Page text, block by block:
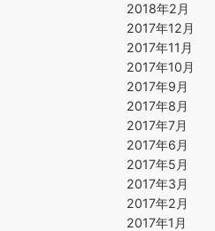
2018年2月
2017年12月
2017年11月
2017年10月
2017年9月
2017年8月
2017年7月
2017年6月
2017年5月
2017年3月
2017年2月
2017年1月